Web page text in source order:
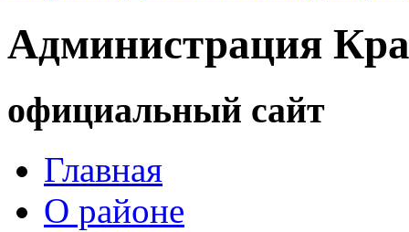
Администрация
официальный сайт
Главная
О районе